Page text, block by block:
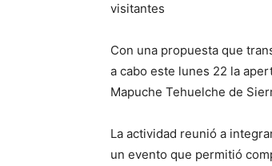
visitantes
Con una propuesta que
a cabo este lunes 22 la
Mapuche Tehuelche de
La actividad reunió a
un evento que permitió